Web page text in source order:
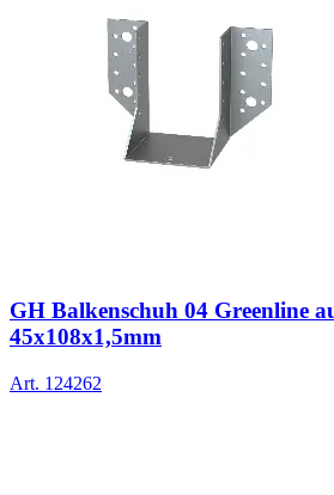
GH Balkenschuh 04 Greenline
45x108x1,5mm
Art. 124262